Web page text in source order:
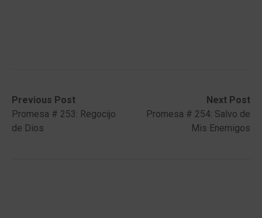
Post
navigation
Previous Post
Previous
post:Promesa # 253: Regocijo
de Dios
Next Post
Next
post:
Promesa # 254: Salvo de
Mis Enemigos